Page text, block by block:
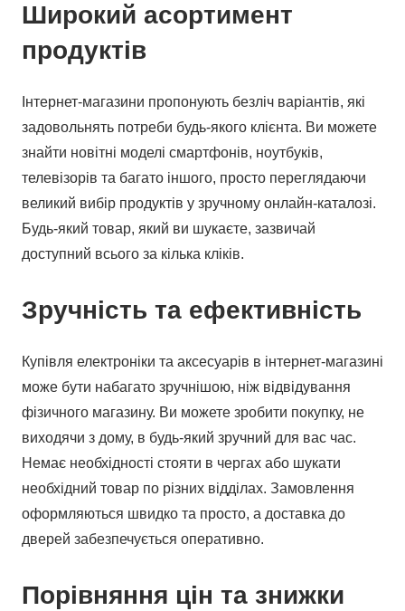
Широкий асортимент
продуктів
Інтернет-магазини пропонують безліч варіантів, які
задовольнять потреби будь-якого клієнта. Ви можете
знайти новітні моделі смартфонів, ноутбуків,
телевізорів та багато іншого, просто переглядаючи
великий вибір продуктів у зручному онлайн-каталозі.
Будь-який товар, який ви шукаєте, зазвичай
доступний всього за кілька кліків.
Зручність та ефективність
Купівля електроніки та аксесуарів в інтернет-магазині
може бути набагато зручнішою, ніж відвідування
фізичного магазину. Ви можете зробити покупку, не
виходячи з дому, в будь-який зручний для вас час.
Немає необхідності стояти в чергах або шукати
необхідний товар по різних відділах. Замовлення
оформляються швидко та просто, а доставка до
дверей забезпечується оперативно.
Порівняння цін та знижки